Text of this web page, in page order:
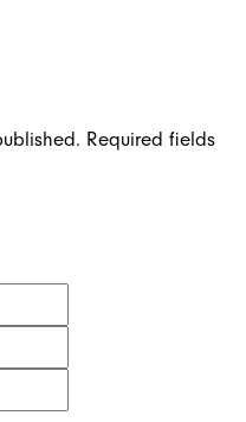
Required fields